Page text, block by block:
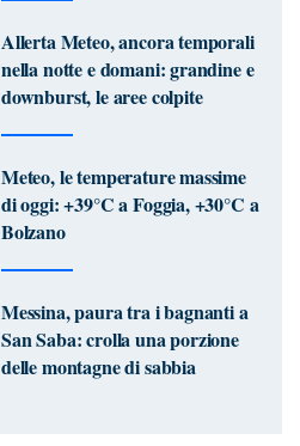
Allerta Meteo, ancora temporali
nella notte e domani: grandine e
downburst, le aree colpite
Meteo, le temperature massime
di oggi: +39°C a Foggia, +30°C a
Bolzano
Messina, paura tra i bagnanti a
San Saba: crolla una porzione
delle montagne di sabbia